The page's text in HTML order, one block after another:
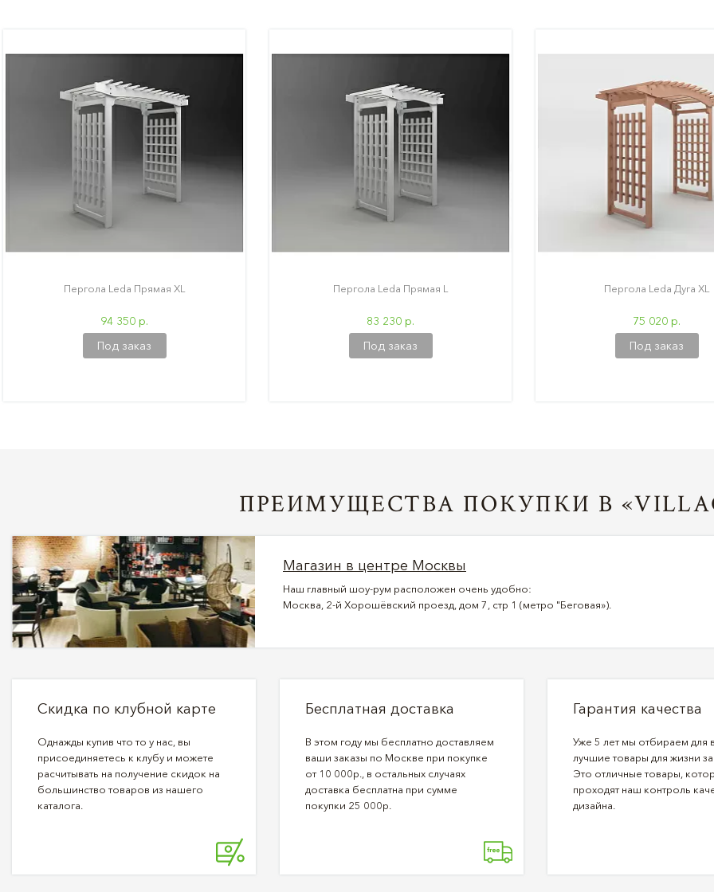
Пергола Leda Прямая XL
94 350 р.
Под заказ
Пергола Leda Прямая L
83 230 р.
Под заказ
Пергола Leda Дуга XL
75 020 р.
Под заказ
ПРЕИМУЩЕСТВА ПОКУПКИ В
Магазин в центре Москвы
Наш главный шоу-рум расположен очень удобно:
Москва, 2-й Хорошёвский проезд, дом 7, стр 1 (метро "Беговая»).
Скидка по клубной карте
Однажды купив что то у нас, вы
присоединяетесь к клубу и можете
расчитывать на получение скидок на
большинство товаров из нашего
каталога.
Бесплатная доставка
В этом году мы бесплатно доставляем
ваши заказы по Москве при покупке
от 10 000р., в остальных случаях
доставка бесплатна при сумме
покупки 25 000р.
Гарантия качества
Уже 5 лет мы отбираем для
лучшие товары для жизни
Это отличные товары,
проходят наш контроль
дизайна.